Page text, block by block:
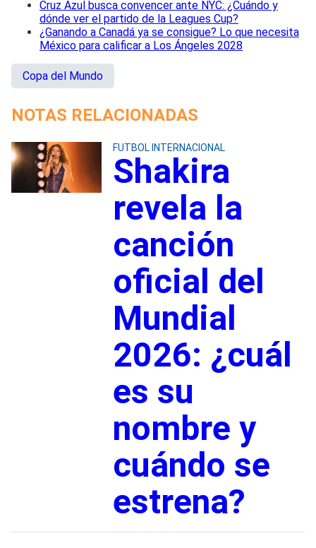
Cruz Azul busca convencer ante NYC: ¿Cuándo y
dónde ver el partido de la Leagues Cup?
¿Ganando a Canadá ya se consigue? Lo que necesita
México para calificar a Los Ángeles 2028
Copa del Mundo
NOTAS RELACIONADAS
FUTBOL INTERNACIONAL
Shakira
revela la
canción
oficial del
Mundial
2026: ¿cuál
es su
nombre y
cuándo se
estrena?